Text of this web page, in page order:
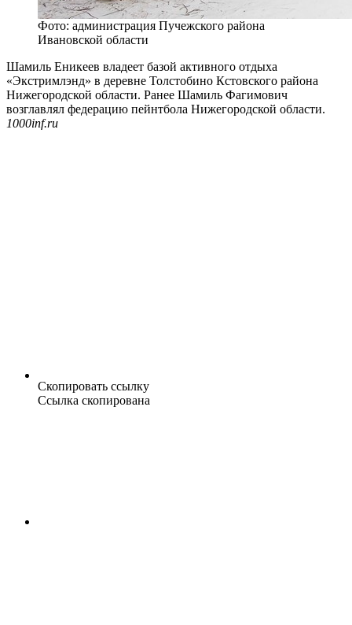
Фото: администрация Пучежского района
Ивановской области
Шамиль Еникеев владеет базой активного отдыха
«Экстримлэнд» в деревне Толстобино Кстовского района
Нижегородской области. Ранее Шамиль Фагимович
возглавлял федерацию пейнтбола Нижегородской области.
1000inf.ru
Скопировать ссылку
Ссылка скопирована